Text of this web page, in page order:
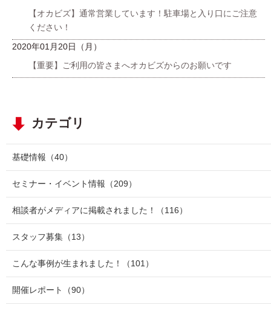
【オカビズ】通常営業しています！駐車場と入り口にご注意
ください！
2020年01月20日（月）
【重要】ご利用の皆さまへオカビズからのお願いです
カテゴリ
基礎情報 （40）
セミナー・イベント情報 （209）
相談者がメディアに掲載されました！ （116）
スタッフ募集 （13）
こんな事例が生まれました！ （101）
開催レポート （90）